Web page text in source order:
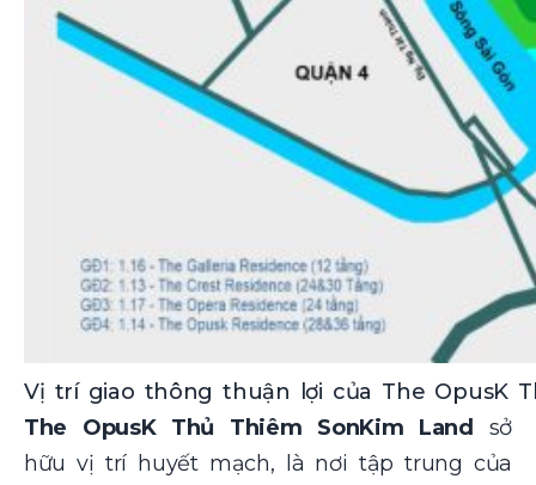
Vị trí giao thông thuận lợi của The OpusK
The OpusK Thủ Thiêm SonKim Land
sở
hữu vị trí huyết mạch, là nơi tập trung của